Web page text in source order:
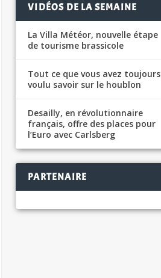
VIDÉOS DE LA SEMAINE
La Villa Météor, nouvelle étape
de tourisme brassicole
Tout ce que vous avez toujours
voulu savoir sur le houblon
Desailly, en révolutionnaire
français, offre des places pour
l’Euro avec Carlsberg
PARTENAIRE